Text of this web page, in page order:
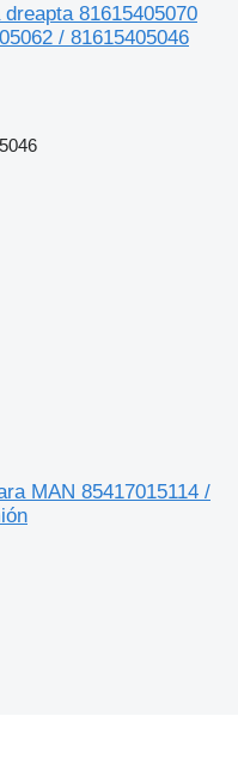
81615405070
/ 81615405046
MAN 85417015114 /